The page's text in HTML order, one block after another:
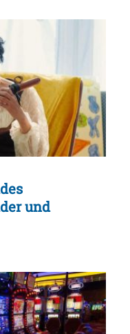
und